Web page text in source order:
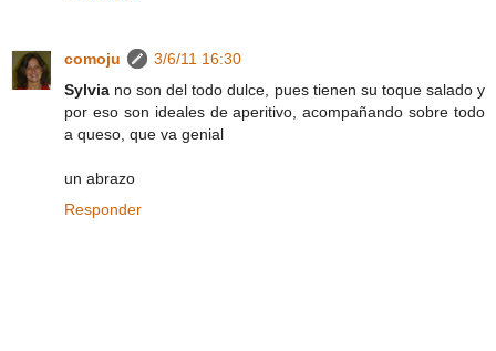
comoju
3/6/11 16:30
Sylvia no son del todo dulce, pues tienen su toque salado y
por eso son ideales de aperitivo, acompañando sobre todo
a queso, que va genial
un abrazo
Responder